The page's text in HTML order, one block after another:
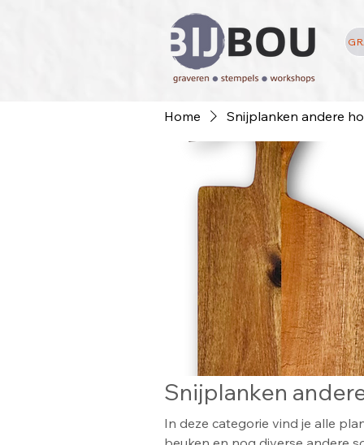
Home Snijplanken andere
Snijplanken
In deze categorie vind je alle